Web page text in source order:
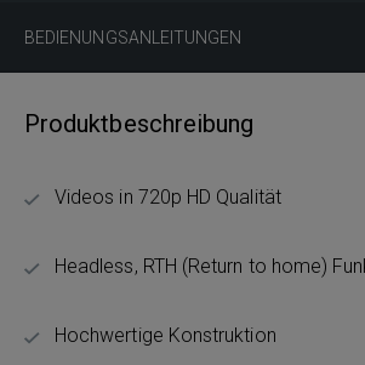
BEDIENUNGSANLEITUNGEN
Produktbeschreibung
Videos in 720p HD Qualität
Headless, RTH (Return to home)
Hochwertige Konstruktion